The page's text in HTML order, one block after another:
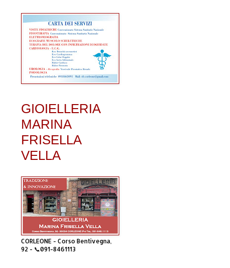
GIOIELLERIA
MARINA
FRISELLA
VELLA
CORLEONE - Corso Bentivegna,
92 - 📞091-8461113